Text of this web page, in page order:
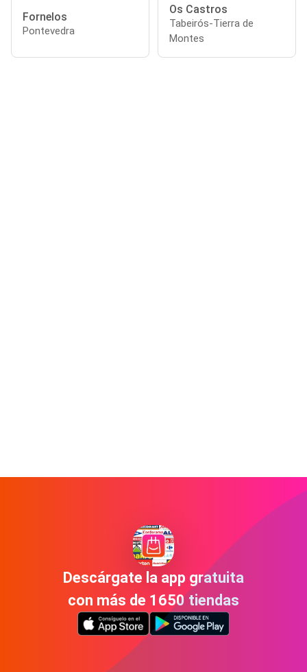
Fornelos
Pontevedra
Os Castros
Tabeirós-Tierra de
Montes
Descárgate la app gratuita
con más de 1650 tiendas